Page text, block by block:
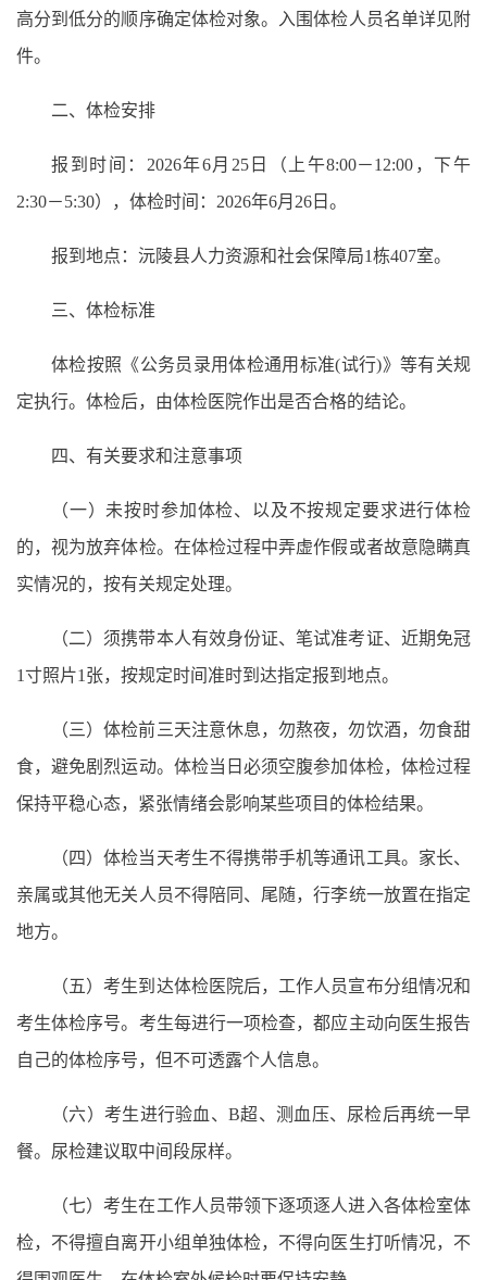
高分到低分的顺序确定体检对象。入围体检人员名单详见附
件。
二、体检安排
报到时间：2026年6月25日（上午8:00－12:00，下午
2:30－5:30），体检时间：2026年6月26日。
报到地点：沅陵县人力资源和社会保障局1栋407室。
三、体检标准
体检按照《公务员录用体检通用标准(试行)》等有关规
定执行。体检后，由体检医院作出是否合格的结论。
四、有关要求和注意事项
（一）未按时参加体检、以及不按规定要求进行体检
的，视为放弃体检。在体检过程中弄虚作假或者故意隐瞒真
实情况的，按有关规定处理。
（二）须携带本人有效身份证、笔试准考证、近期免冠
1寸照片1张，按规定时间准时到达指定报到地点。
（三）体检前三天注意休息，勿熬夜，勿饮酒，勿食甜
食，避免剧烈运动。体检当日必须空腹参加体检，体检过程
保持平稳心态，紧张情绪会影响某些项目的体检结果。
（四）体检当天考生不得携带手机等通讯工具。家长、
亲属或其他无关人员不得陪同、尾随，行李统一放置在指定
地方。
（五）考生到达体检医院后，工作人员宣布分组情况和
考生体检序号。考生每进行一项检查，都应主动向医生报告
自己的体检序号，但不可透露个人信息。
（六）考生进行验血、B超、测血压、尿检后再统一早
餐。尿检建议取中间段尿样。
（七）考生在工作人员带领下逐项逐人进入各体检室体
检，不得擅自离开小组单独体检，不得向医生打听情况，不